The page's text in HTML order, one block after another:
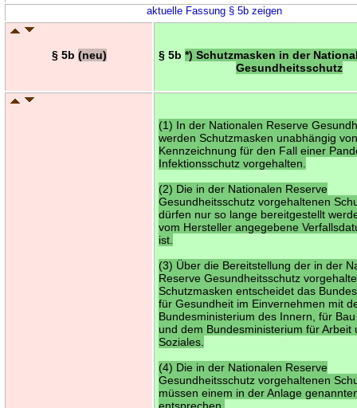
aktuelle Fassung § 5b zeigen
§ 5b (neu) § 5b*) Schutzmasken in der
Gesundheitsschutz
(1) In der Nationalen Reserve
werden Schutzmasken unabhängig
Kennzeichnung für den Fall einer
Infektionsschutz vorgehalten.
(2) Die in der Nationalen Reserve
Gesundheitsschutz vorgehaltenen
dürfen nur so lange bereitgestellt
vom Hersteller angegebene
ist.
(3) Über die Bereitstellung der in der
Reserve Gesundheitsschutz
Schutzmasken entscheidet das
für Gesundheit im Einvernehmen mit
Bundesministerium des Innern, für
und dem Bundesministerium für Arbeit
Soziales.
(4) Die in der Nationalen Reserve
Gesundheitsschutz vorgehaltenen
müssen einem in der Anlage
entsprechen.